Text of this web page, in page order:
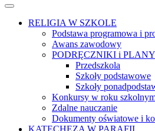
RELIGIA W SZKOLE
Podstawa programowa i
Awans zawodowy
PODRĘCZNIKI i PLANY
Przedszkola
Szkoły podstawowe
Szkoły
Konkursy w roku
Zdalne nauczanie
Dokumenty oświatowe i
KATECHEZA W PARAFII